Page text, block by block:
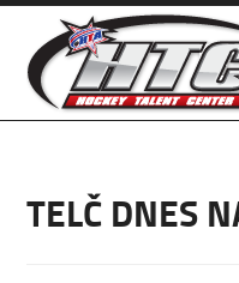
TELČ DNES